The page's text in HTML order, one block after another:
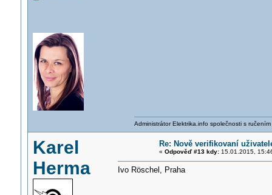
Administrátor Elektrika.info společnosti s
Karel
Herma
Re: Nově verifikovaní
« Odpověď #13 kdy:15.01.2015,
Ivo Röschel, Praha